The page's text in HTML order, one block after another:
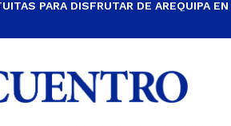
PARA DISFRUTAR DE AREQUIPA